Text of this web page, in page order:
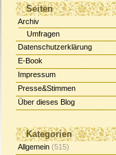
Seiten
Archiv
Umfragen
Datenschutzerklärung
E-Book
Impressum
Presse&Stimmen
Über dieses Blog
Kategorien
Allgemein (515)